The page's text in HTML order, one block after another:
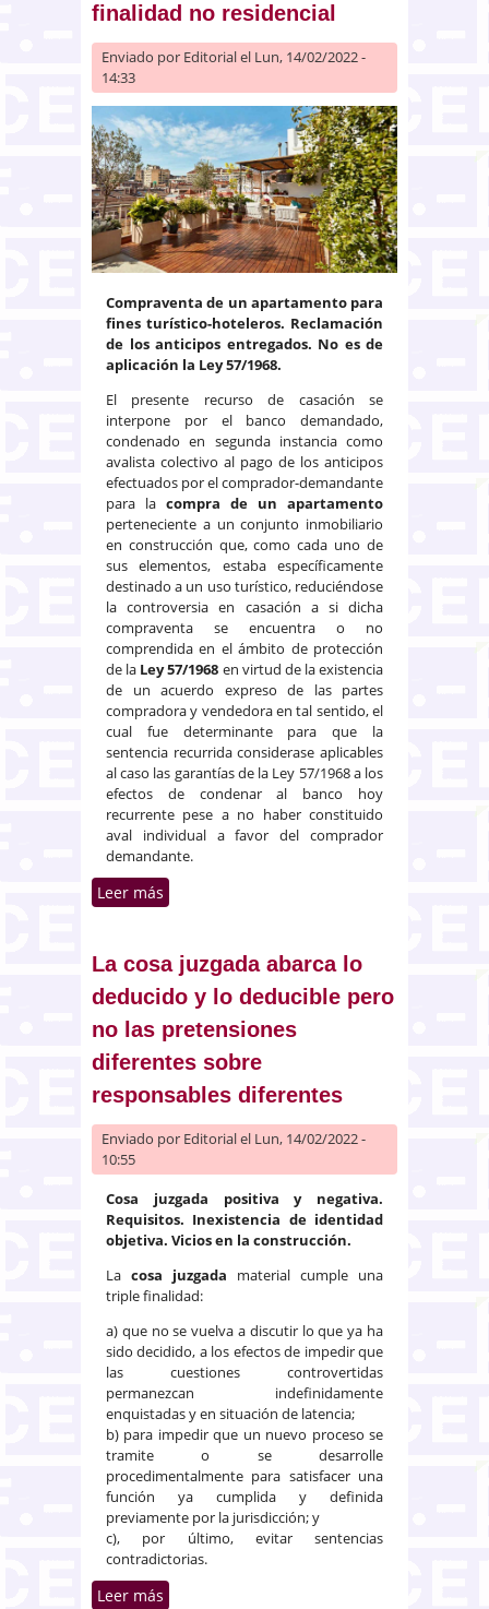
finalidad no residencial
Enviado por Editorialel Lun, 14/02/2022 -
14:33
Compraventa de un apartamento para
fines turístico-hoteleros. Reclamación
de los anticipos entregados. No es de
aplicación la Ley 57/1968.
El presente recurso de casación se
interpone por el banco demandado,
condenado en segunda instancia como
avalista colectivo al pago de los anticipos
efectuados por el comprador-demandante
para la compra de un apartamento
perteneciente a un conjunto inmobiliario
en construcción que, como cada uno de
sus elementos, estaba específicamente
destinado a un uso turístico, reduciéndose
la controversia en casación a si dicha
compraventa se encuentra o no
comprendida en el ámbito de protección
de la Ley 57/1968 en virtud de la existencia
de un acuerdo expreso de las partes
compradora y vendedora en tal sentido, el
cual fue determinante para que la
sentencia recurrida considerase aplicables
al caso las garantías de la Ley 57/1968 a los
efectos de condenar al banco hoy
recurrente pese a no haber constituido
aval individual a favor del comprador
demandante.
Leer más
La cosa juzgada abarca lo
deducido y lo deducible pero
no las pretensiones
diferentes sobre
responsables diferentes
Enviado por Editorialel Lun, 14/02/2022 -
10:55
Cosa juzgada positiva y negativa.
Requisitos. Inexistencia de identidad
objetiva. Vicios en la construcción.
La cosa juzgada material cumple una
triple finalidad:
a) que no se vuelva a discutir lo que ya ha
sido decidido, a los efectos de impedir que
las cuestiones controvertidas
permanezcan indefinidamente
enquistadas y en situación de latencia;
b) para impedir que un nuevo proceso se
tramite o se desarrolle
procedimentalmente para satisfacer una
función ya cumplida y definida
previamente por la jurisdicción; y
c), por último, evitar sentencias
contradictorias.
Leer más